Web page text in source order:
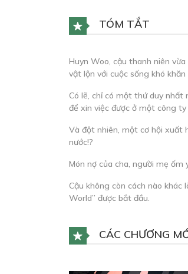
TÓM TẮT
Huyn Woo, cậu thanh niên
vật lộn với cuộc sống khó khăn
Có lẽ, chỉ có một thứ duy nhất
để xin việc được ở một công
Và đột nhiên, một cơ hội xuất
nước!?
Món nợ của cha, người mẹ ốm
Cậu không còn cách nào
World” được bắt đầu.
CÁC CHƯƠNG